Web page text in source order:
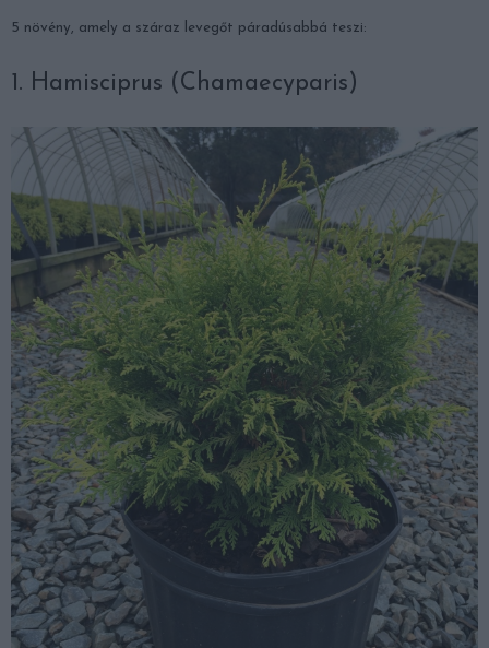
5 növény, amely a száraz levegőt páradúsabbá teszi:
1. Hamisciprus (Chamaecyparis)